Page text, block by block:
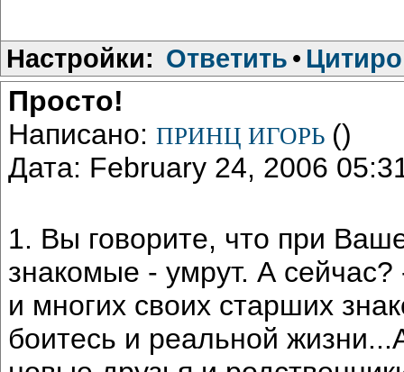
Настройки: Ответить •
Просто!
Написано: ПРИНЦ ИГОРЬ ()
Дата: February 24, 2006
1. Вы говорите, что при
знакомые - умрут. А
и многих своих старших
боитесь и реальной